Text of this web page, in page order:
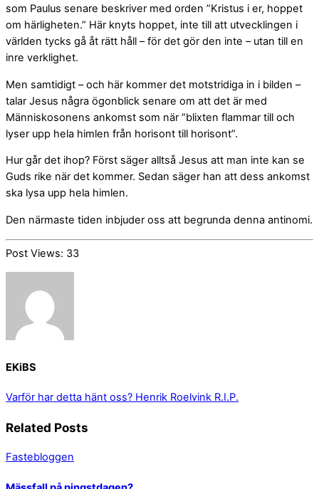
som Paulus senare beskriver med orden ”Kristus i er, hoppet
om härligheten.” Här knyts hoppet, inte till att utvecklingen i
världen tycks gå åt rätt håll – för det gör den inte – utan till en
inre verklighet.
Men samtidigt – och här kommer det motstridiga in i bilden –
talar Jesus några ögonblick senare om att det är med
Människosonens ankomst som när ”blixten flammar till och
lyser upp hela himlen från horisont till horisont”.
Hur går det ihop? Först säger alltså Jesus att man inte kan se
Guds rike när det kommer. Sedan säger han att dess ankomst
ska lysa upp hela himlen.
Den närmaste tiden inbjuder oss att begrunda denna antinomi.
Post Views: 33
EKiBS
Varför har detta hänt oss? Henrik Roelvink R.I.P.
Related Posts
Fastebloggen